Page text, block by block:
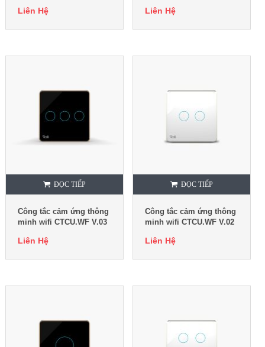
Liên Hệ Liên Hệ
ĐỌC TIẾP
Công tắc cảm ứng thông
minh wifi CTCU.WF V.03
Liên Hệ
ĐỌC TIẾP
Công tắc cảm ứng thông
minh wifi CTCU.WF V.02
Liên Hệ